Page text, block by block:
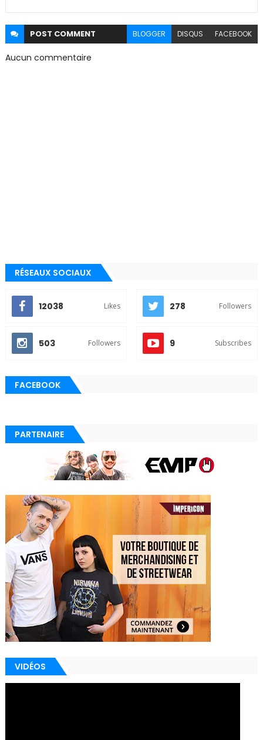
POST COMMENT BLOGGER DISQUS FACEBOOK
Aucun commentaire
RÉSEAUX SOCIAUX
12038 Likes 278 Followers
503 Followers 9 Subscribes
FACEBOOK
PARTENAIRE
VIDÉOS